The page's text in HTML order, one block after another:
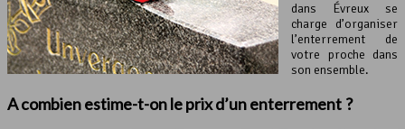
dans Évreux se
charge d’organiser
l’enterrement de
votre proche dans
son ensemble.
A combien estime-t-on le prix d’un enterrement ?